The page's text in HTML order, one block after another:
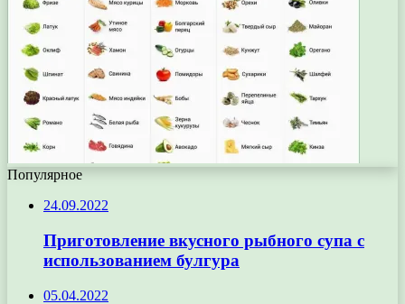
Популярное
24.09.2022
Приготовление вкусного рыбного супа с
использованием булгура
05.04.2022